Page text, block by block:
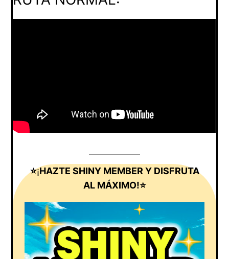
⭐¡HAZTE SHINY MEMBER Y DISFRUTA
AL MÁXIMO!⭐